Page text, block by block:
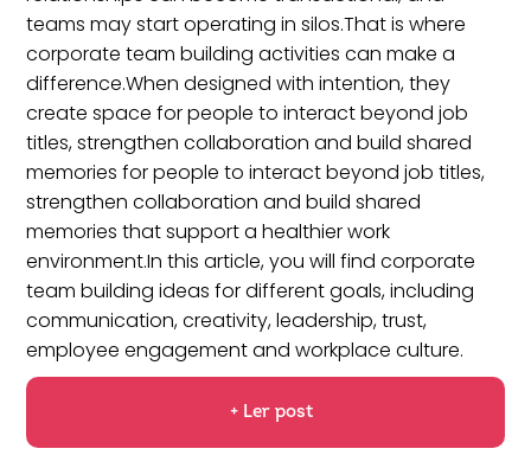
teams may start operating in silos.That is where
corporate team building activities can make a
difference.When designed with intention, they
create space for people to interact beyond job
titles, strengthen collaboration and build shared
memories for people to interact beyond job titles,
strengthen collaboration and build shared
memories that support a healthier work
environment.In this article, you will find corporate
team building ideas for different goals, including
communication, creativity, leadership, trust,
employee engagement and workplace culture.
+ Ler post